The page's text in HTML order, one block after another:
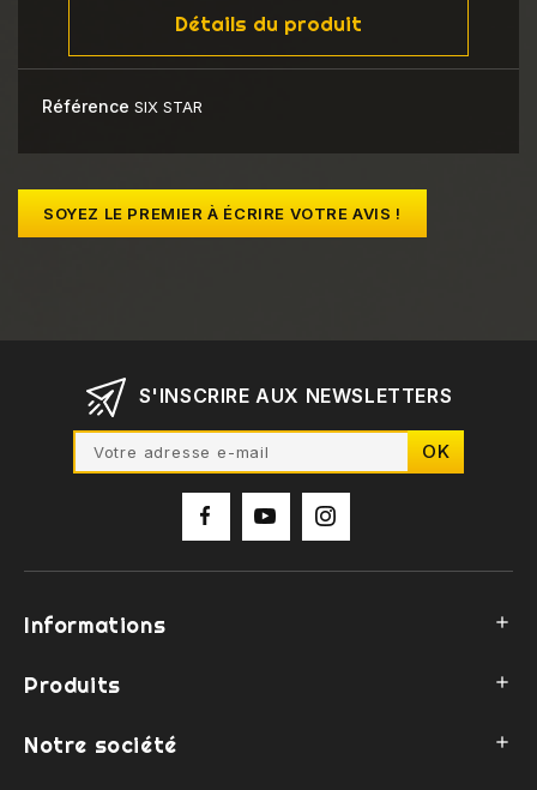
Détails du produit
Référence SIX STAR
SOYEZ LE PREMIER À ÉCRIRE VOTRE AVIS !
S'INSCRIRE AUX NEWSLETTERS
Informations 
Produits 
Notre société 